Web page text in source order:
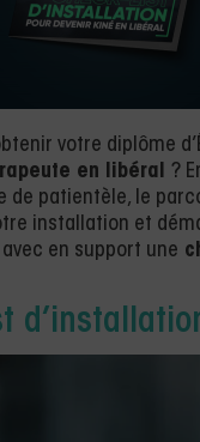
votre diplôme
en libéral ?
de patientèle, le
installation et
en support une